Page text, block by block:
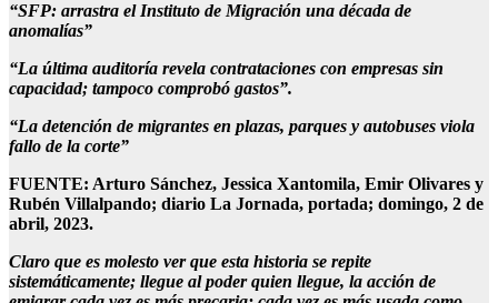
“SFP: arrastra el Instituto de Migración una década de
anomalías”
“La última auditoría revela contrataciones con empresas sin
capacidad; tampoco comprobó gastos”.
“La detención de migrantes en plazas, parques y autobuses viola
fallo de la corte”
FUENTE: Arturo Sánchez, Jessica Xantomila, Emir Olivares y
Rubén Villalpando; diario La Jornada, portada; domingo, 2 de
abril, 2023.
Claro que es molesto ver que esta historia se repite
sistemáticamente; llegue al poder quien llegue, la acción de